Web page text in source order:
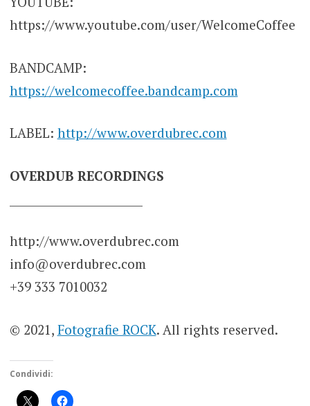
https://www.youtube.com/user/WelcomeCoffee
BANDCAMP:
https://welcomecoffee.bandcamp.com
LABEL: http://www.overdubrec.com
OVERDUB RECORDINGS
http://www.overdubrec.com
info@overdubrec.com
+39 333 7010032
© 2021, Fotografie ROCK. All rights reserved.
Condividi: